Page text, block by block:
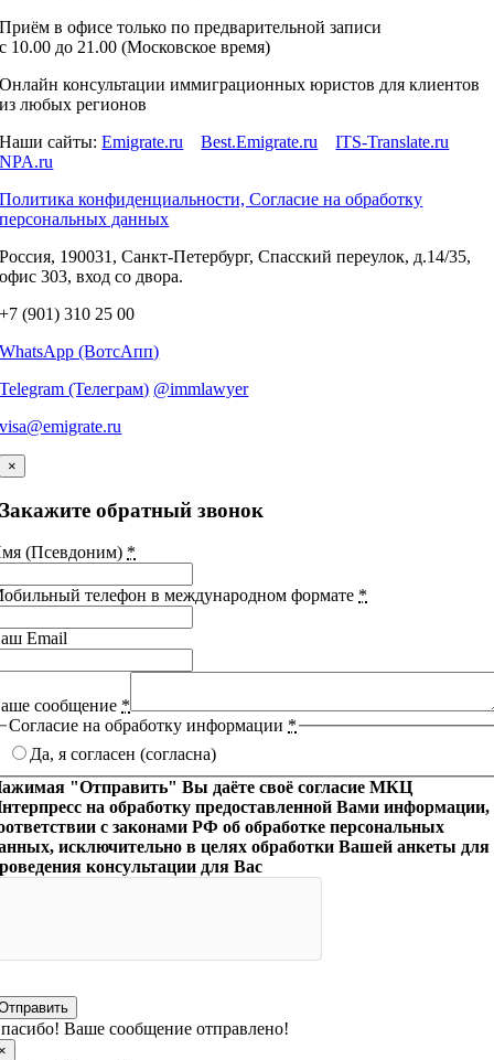
Приём в офисе только по предварительной записи
c 10.00 до 21.00 (Московское время)
Онлайн консультации иммиграционных юристов для клиентов
из любых регионов
Наши сайты:Emigrate.ru Best.Emigrate.ru
ITS-Translate.ru
NPA.ru
Политика конфиденциальности, Согласие на обработку
персональных данных
Россия, 190031, Санкт-Петербург, Спасский переулок, д.14/35,
офис 303, вход со двора.
+7 (901) 310 25 00
WhatsApp (ВотсАпп)
Telegram (Телеграм) @immlawyer
visa@emigrate.ru
×
Закажите обратный звонок
(Псевдоним) *
телефон в международном формате *
Email
сообщение *
Согласие на обработку информации *
Да, я согласен (согласна)
"Отправить" Вы даёте своё согласие МКЦ
на обработку предоставленной Вами информации,
с законами РФ об обработке персональных
исключительно в целях обработки Вашей анкеты для
консультации для Вас
Ваше сообщение отправлено!